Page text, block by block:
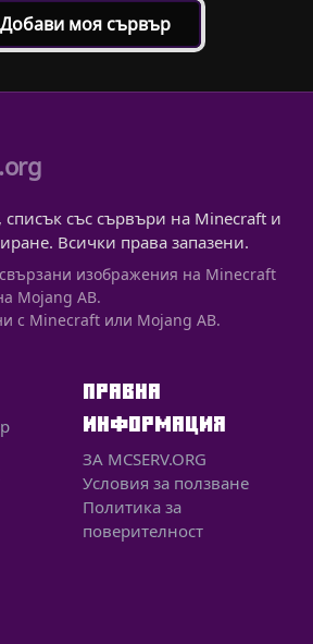
Добави моя сървър
.org
със сървъри на Minecraft и
Всички права запазени.
изображения на Minecraft
Mojang AB.
с Minecraft или Mojang AB.
ПРАВНА
ИНФОРМАЦИЯ
ЗА MCSERV.ORG
Условия за ползване
Политика за
поверителност